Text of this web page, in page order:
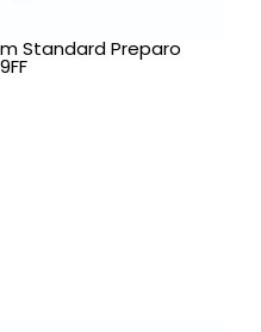
Standard Preparo